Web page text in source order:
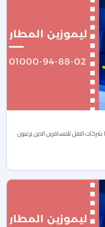
النقل للمسافرين الذين يرغبون